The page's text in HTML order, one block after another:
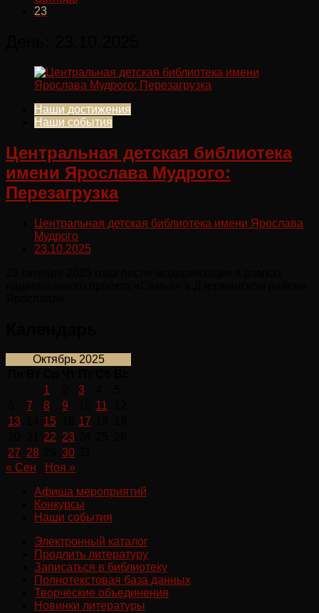
23
Наши достижения
Наши события
Центральная детская библиотека
имени Ярослава Мудрого:
Перезагрузка
Центральная детская библиотека имени Ярослава
Мудрого
23.10.2025
Октябрь 2025
1
3
7 8 9 11
13
15 17
22 23
27 28 30
« Сен
Ноя »
Афиша мероприятий
Конкурсы
Наши события
Электронный каталог
Продлить литературу
Записаться в библиотеку
Полнотекстовая база данных
Творческие объединения
Новинки литературы